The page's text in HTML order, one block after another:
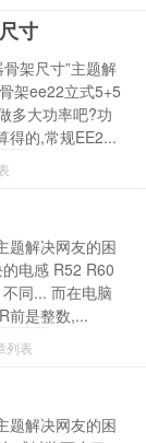
寸
架尺寸”主题解
架ee22立式5+5
多大功率吧?功
得的,常规EE2...
题解决网友的困
电感 R52 R60
同... 而在电脑
前是整数,...
列表
题解决网友的困